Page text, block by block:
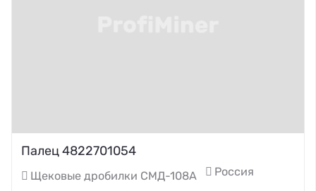
Палец 4822701054
Щековые дробилки СМД-108А Россия